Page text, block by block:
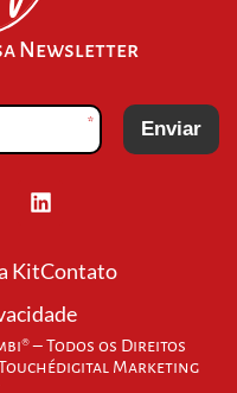
Newsletter
* Enviar
KitContato
– Todos os Direitos
Marketing